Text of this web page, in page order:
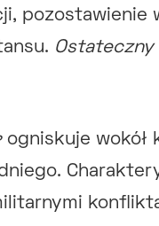
pozostawienie
Ostateczny
ogniskuje wokół